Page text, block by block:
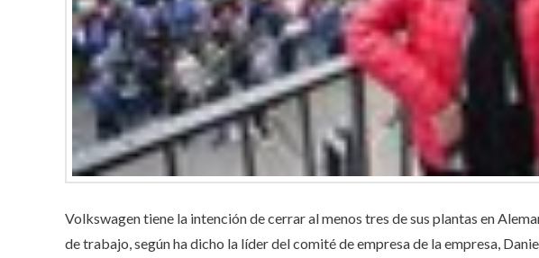
Volkswagen tiene la intención de cerrar al menos tres de sus plantas en
de trabajo, según ha dicho la líder del comité de empresa de la empresa,